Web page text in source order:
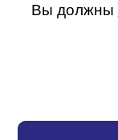
Вы должны